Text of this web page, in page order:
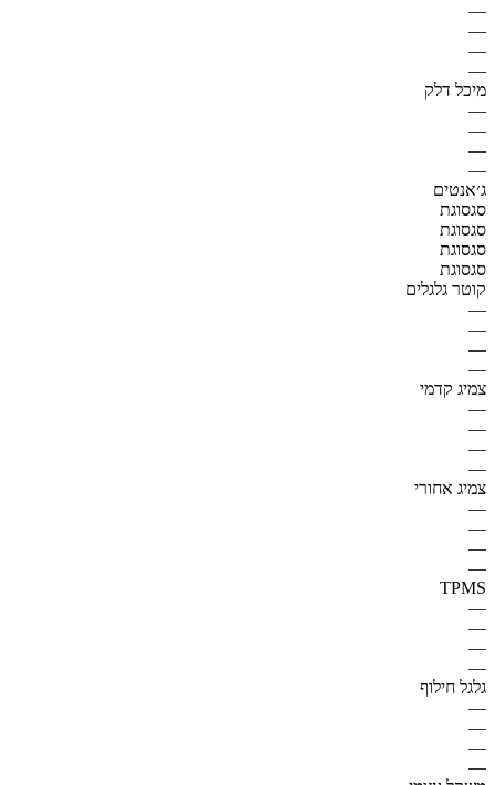
—
—
—
—
מיכל דלק
—
—
—
—
ג׳אנטים
סגסוגת
סגסוגת
סגסוגת
סגסוגת
קוטר גלגלים
—
—
—
—
צמיג קדמי
—
—
—
—
צמיג אחורי
—
—
—
—
TPMS
—
—
—
—
גלגל חילוף
—
—
—
—